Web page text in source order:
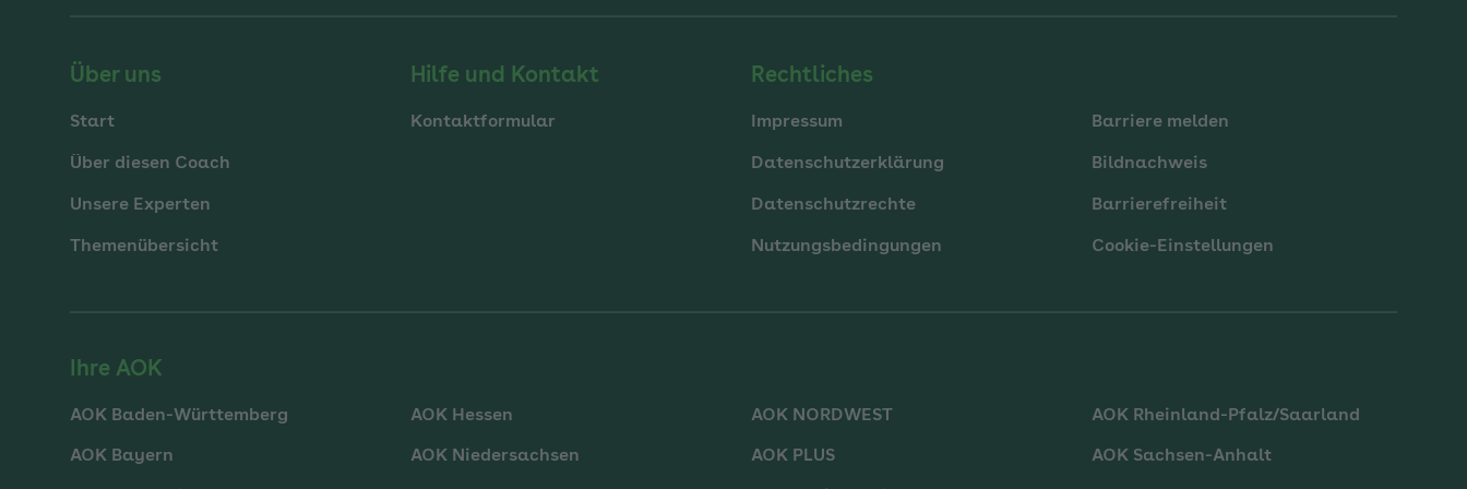
Über uns
Start
Über diesen Coach
Unsere Experten
Themenübersicht
Hilfe und Kontakt
Kontaktformular
Rechtliches
Impressum
Datenschutzerklärung
Datenschutzrechte
Nutzungsbedingungen
Barriere melden
Bildnachweis
Barrierefreiheit
Cookie-Einstellungen
Ihre AOK
AOK Baden-Württemberg
AOK Bayern
AOK Hessen
AOK Niedersachsen
AOK NORDWEST
AOK PLUS
AOK Rheinland-Pfalz/Saarland
AOK Sachsen-Anhalt